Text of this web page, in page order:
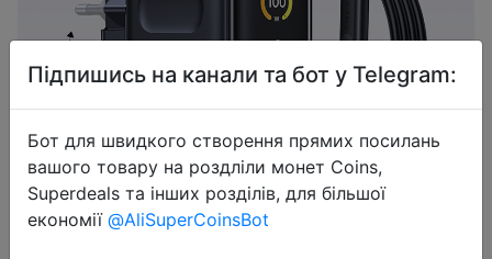
2026-03-16
Підпишись на канали та бот у Telegram:
Бот для швидкого створення прямих посилань
вашого товару на роздліли монет Coins,
Superdeals та інших розділів, для більшої
економії @AliSuperCoinsBot